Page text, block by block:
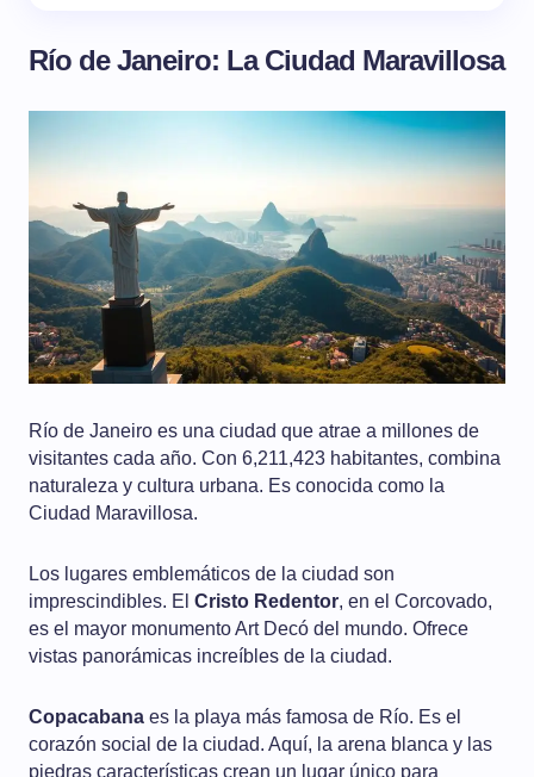
Río de Janeiro: La Ciudad Maravillosa
Río de Janeiro es una ciudad que atrae a millones de
visitantes cada año. Con 6,211,423 habitantes, combina
naturaleza y cultura urbana. Es conocida como la
Ciudad Maravillosa.
Los lugares emblemáticos de la ciudad son
imprescindibles. El Cristo Redentor, en el Corcovado,
es el mayor monumento Art Decó del mundo. Ofrece
vistas panorámicas increíbles de la ciudad.
Copacabana es la playa más famosa de Río. Es el
corazón social de la ciudad. Aquí, la arena blanca y las
piedras características crean un lugar único para